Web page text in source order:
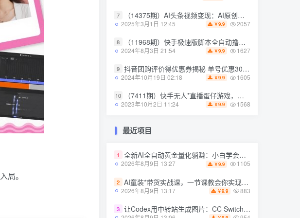
局。
7 （14375期）AI头条视频变现：AI原创搬运玩法，无需剪辑，多平台发布，单号日入30-300
2025年3月1日 12:45 ￥9.9 2057
8 （11968期）快手极速版脚本全自动撸金看广告、刷视频单号收益50＋可批量操作
2024年8月3日 21:54 ￥9.9 1627
9 抖音团购评价得优惠券揭秘 单号优惠30-50 详细教程
2024年10月19日 02:18 ￥9.9 1605
10 （7411期）快手无人*直播蛋仔游戏，一天收入700+流程简单人人可做（送10G素材）
2023年10月2日 11:24 ￥9.9 1568
最近项目
1 全新AI全自动黄金量化躺賺：小白学会当天学会，月入2W！【揭秘】
2026年8月9日 13:27 ￥9.9 1105
2 AI童装*带货实战课，一节课教会你实现童装变现，零基础也能落地实操
2026年8月9日 13:17 ￥9.9 883
3 让Codex用中转站生成图片：CC Switch配置、画图能力检测与全局Skill教程
7 （14375期）AI头条视频变现：AI原创搬运玩法，无需剪辑，多平台发布，单号日入30-300
2025年3月1日 12:45 ￥9.9 2057
8 （11968期）快手极速版脚本全自动撸金看广告、刷视频单号收益50＋可批量操作
2024年8月3日 21:54 ￥9.9 1627
9 抖音团购评价得优惠券揭秘 单号优惠30-50 详细教程
2024年10月19日 02:18 ￥9.9 1605
10 （7411期）快手无人*直播蛋仔游戏，一天收入700+流程简单人人可做（送10G素材）
2023年10月2日 11:24 ￥9.9 1568
最近项目
1 全新AI全自动黄金量化躺賺：小白学会当天学会，月入2W！【揭秘】
2026年8月9日 13:27 ￥9.9 1105
2 AI童装*带货实战课，一节课教会你实现童装变现，零基础也能落地实操
2026年8月9日 13:17 ￥9.9 883
3 让Codex用中转站生成图片：CC Switch配置、画图能力检测与全局Skill教程